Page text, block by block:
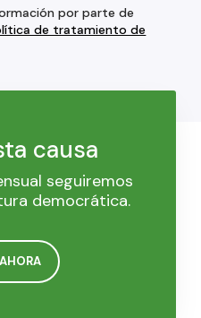
por parte de
de tratamiento de
causa
seguiremos
democrática.